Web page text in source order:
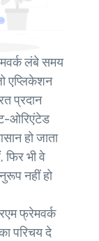
लंबे समय
एप्लिकेशन
प्रदान
ओरिएंटेड
हो जाता
फिर भी वे
नहीं हो
फ्रेमवर्क
परिचय दे